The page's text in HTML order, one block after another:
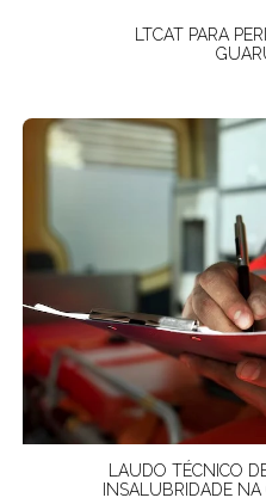
LTCAT PARA
LAUDO TÉCNICO
INSALUBRIDADE